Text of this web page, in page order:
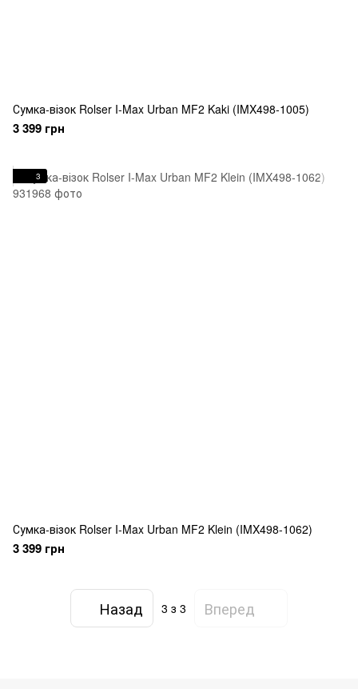
Сумка-візок Rolser I-Max Urban MF2 Kaki (IMX498-1005)
3 399 грн
3
Сумка-візок Rolser I-Max Urban MF2 Klein (IMX498-1062)
3 399 грн
Назад 3 з 3 Вперед